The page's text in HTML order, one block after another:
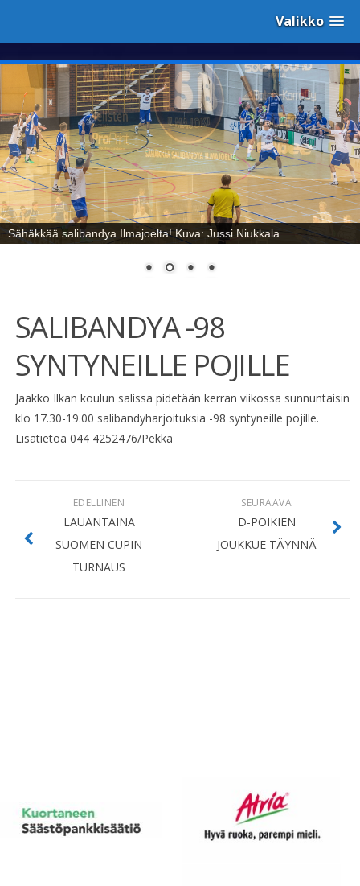
Valikko
Sähäkkää salibandya Ilmajoelta! Kuva: Jussi Niukkala
SALIBANDYA -98
SYNTYNEILLE POJILLE
Jaakko Ilkan koulun salissa pidetään kerran viikossa sunnuntaisin
klo 17.30-19.00 salibandyharjoituksia -98 syntyneille pojille.
Lisätietoa 044 4252476/Pekka
SEURAAVA
D-POIKIEN
JOUKKUE TÄYNNÄ
EDELLINEN
LAUANTAINA
SUOMEN CUPIN
TURNAUS